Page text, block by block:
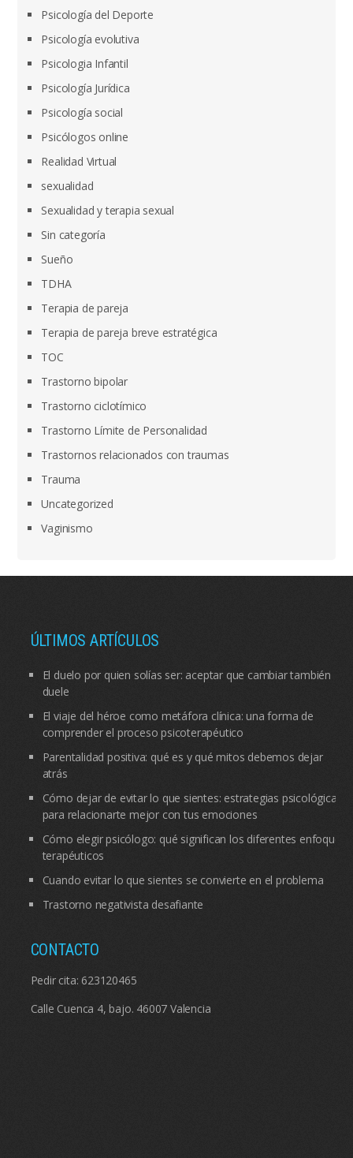
Psicología del Deporte
Psicología evolutiva
Psicologia Infantil
Psicología Jurídica
Psicología social
Psicólogos online
Realidad Virtual
sexualidad
Sexualidad y terapia sexual
Sin categoría
Sueño
TDHA
Terapia de pareja
Terapia de pareja breve estratégica
TOC
Trastorno bipolar
Trastorno ciclotímico
Trastorno Límite de Personalidad
Trastornos relacionados con traumas
Trauma
Uncategorized
Vaginismo
ÚLTIMOS ARTÍCULOS
El duelo por quien solías ser: aceptar que cambiar también
duele
El viaje del héroe como metáfora clínica: una forma de
comprender el proceso psicoterapéutico
Parentalidad positiva: qué es y qué mitos debemos dejar
atrás
Cómo dejar de evitar lo que sientes: estrategias psicológicas
para relacionarte mejor con tus emociones
Cómo elegir psicólogo: qué significan los diferentes enfoques
terapéuticos
Cuando evitar lo que sientes se convierte en el problema
Trastorno negativista desafiante
CONTACTO
Pedir cita: 623120465
Calle Cuenca 4, bajo. 46007 Valencia